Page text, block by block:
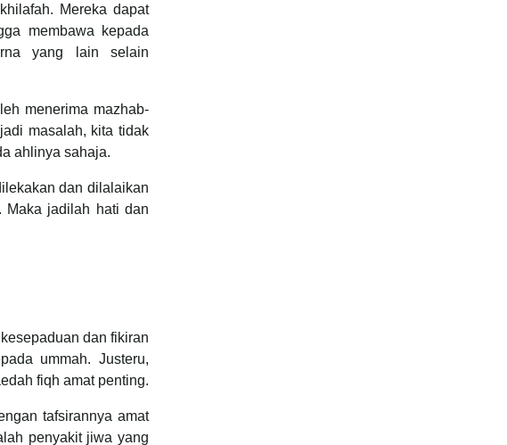
Mereka dapat
membawa kepada
yang lain selain
menerima mazhab-
masalah, kita tidak
ahlinya sahaja.
dan dilalaikan
Maka jadilah hati dan
dan fikiran
ummah. Justeru,
fiqh amat penting.
tafsirannya amat
penyakit jiwa yang